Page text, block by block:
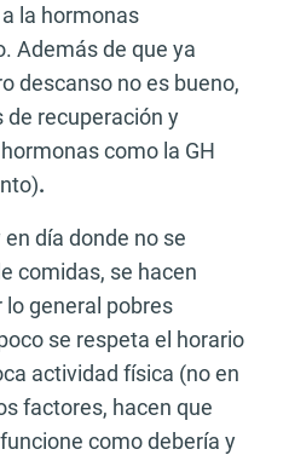
la hormonas
Además de que ya
descanso no es bueno,
de recuperación y
como la GH
.
día donde no se
comidas, se hacen
general pobres
se respeta el horario
actividad física (no en
factores, hacen que
como debería y